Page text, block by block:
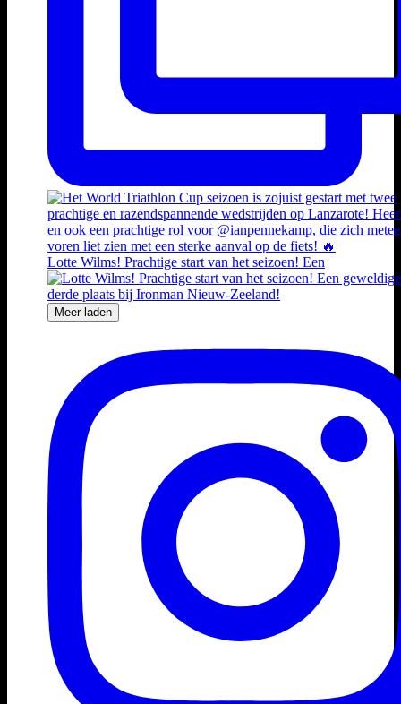
Lotte Wilms! Prachtige start van het seizoen! Een
Meer laden